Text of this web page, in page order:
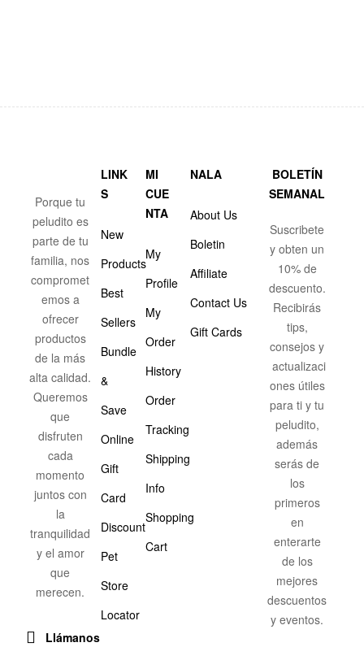
Porque tu
peludito es
parte de tu
familia, nos
compromet
emos a
ofrecer
productos
de la más
alta calidad.
Queremos
que
disfruten
cada
momento
juntos con
la
tranquilidad
y el amor
que
merecen.
Llámanos
LINK
S
New
Products
Best
Sellers
Bundle
&
Save
Online
Gift
Card
Discount
Pet
Store
Locator
MI
CUE
NTA
My
Profile
My
Order
History
Order
Tracking
Shipping
Info
Shopping
Cart
NALA
About Us
Boletin
Affiliate
Contact Us
Gift Cards
BOLETÍN
SEMANAL
Suscribete
y obten un
10% de
descuento.
Recibirás
tips,
consejos y
actualizaci
ones útiles
para ti y tu
peludito,
además
serás de
los
primeros
en
enterarte
de los
mejores
descuentos
y eventos.